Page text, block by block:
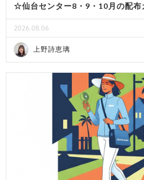
☆仙台センター8・9・10月の配
2026.08.06
上野詩恵璃